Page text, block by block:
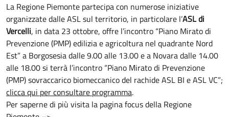
La Regione Piemonte partecipa con numerose iniziative
organizzate dalle ASL sul territorio, in particolare l’ASL di
Vercelli, in data 23 ottobre, offre l’incontro “Piano Mirato di
Prevenzione (PMP) edilizia e agricoltura nel quadrante Nord
Est” a Borgosesia dalle 9.00 alle 13.00 e a Novara dalle 14.00
alle 18.00 si terrà l’incontro “Piano Mirato di Prevenzione
(PMP) sovraccarico biomeccanico del rachide ASL BI e ASL VC”;
clicca qui per consultare programma.
Per saperne di più visita la pagina focus della Regione